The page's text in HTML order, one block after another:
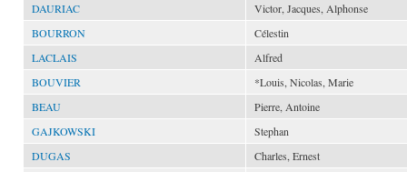
DAURIAC
Victor, Jacques, Alphonse
BOURRON
Célestin
LACLAIS
Alfred
BOUVIER
*Louis, Nicolas, Marie
BEAU
Pierre, Antoine
GAJKOWSKI
Stephan
DUGAS
Charles, Ernest